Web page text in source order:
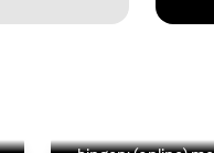
Lees meer over Ben jij
(Externe link)